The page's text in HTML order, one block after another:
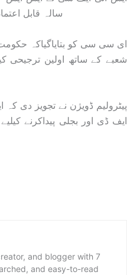
سالہ قابل اعتماد
ای سی سی کو بتایاگیاکہ
شعبے کے ساتھ اولین
and blogger with 7
and easy-to-read